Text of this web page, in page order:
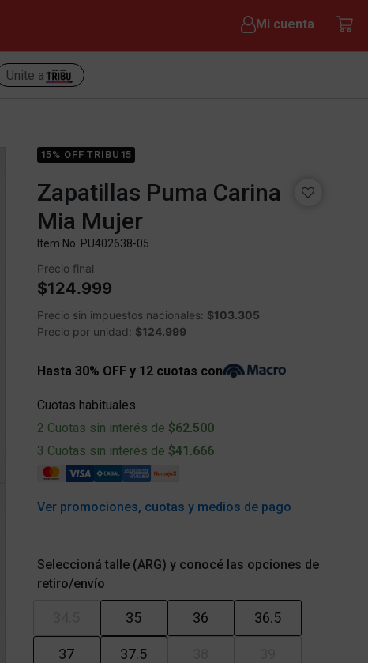
Mi cuenta
Unite a
15% OFF TRIBU15
Zapatillas Puma Carina
Mia Mujer
Item No. PU402638-05
Precio final
$124.999
Precio sin impuestos nacionales: $103.305
Precio por unidad: $124.999
Hasta 30% OFF y 12 cuotas con
Cuotas habituales
2 Cuotas sin interés de $62.500
3 Cuotas sin interés de $41.666
Ver promociones, cuotas y medios de pago
Seleccioná talle (ARG) y conocé las opciones de
retiro/envío
35 36 36.5
37 37.5